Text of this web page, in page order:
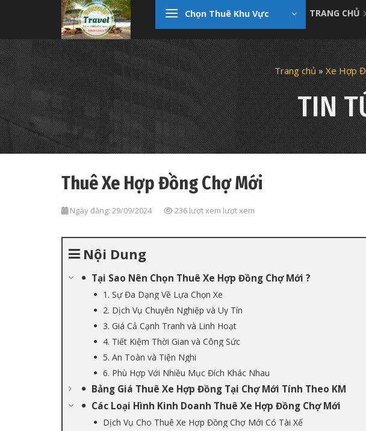
content
Chọn Thuê Khu Vực TRANG CHỦ
Trang chủ»Xe Hợp
TIN
Thuê Xe Hợp Đồng Chợ Mới
Ngày đăng: 29/09/2024 236 lượt xem lượt xem
Nội Dung
Tại Sao Nên Chọn Thuê Xe Hợp Đồng Chợ Mới ?
1. Sự Đa Dạng Về Lựa Chọn Xe
2. Dịch Vụ Chuyên Nghiệp và Uy Tín
3. Giá Cả Cạnh Tranh và Linh Hoạt
4. Tiết Kiệm Thời Gian và Công Sức
5. An Toàn và Tiện Nghi
6. Phù Hợp Với Nhiều Mục Đích Khác Nhau
Bảng Giá Thuê Xe Hợp Đồng Tại Chợ Mới Tính Theo KM
Các Loại Hình Kinh Doanh Thuê Xe Hợp Đồng Chợ Mới
Dịch Vụ Cho Thuê Xe Hợp Đồng Chợ Mới Có Tài Xế